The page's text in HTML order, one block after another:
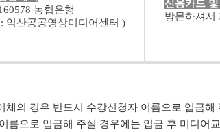
농협은행
익산공공영상미디어센터 )
신용카드 및
방문하셔서
체의 경우 반드시 수강신청자 이름으로 입금
름으로 입금해 주실 경우에는 입금 후 미디어